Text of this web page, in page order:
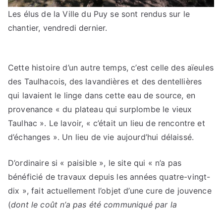
Les élus de la Ville du Puy se sont rendus sur le
chantier, vendredi dernier.
Cette histoire d’un autre temps, c’est celle des aïeules
des Taulhacois, des lavandières et des dentellières
qui lavaient le linge dans cette eau de source, en
provenance « du plateau qui surplombe le vieux
Taulhac ». Le lavoir, « c’était un lieu de rencontre et
d’échanges ». Un lieu de vie aujourd’hui délaissé.
D’ordinaire si « paisible », le site qui « n’a pas
bénéficié de travaux depuis les années quatre-vingt-
dix », fait actuellement l’objet d’une cure de jouvence
(dont le coût n’a pas été communiqué par la